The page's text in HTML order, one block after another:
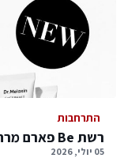
התרחבות
רשת Be פארם מרחיבה את קטגוריית ה־K-Beauty
05 יולי, 2026